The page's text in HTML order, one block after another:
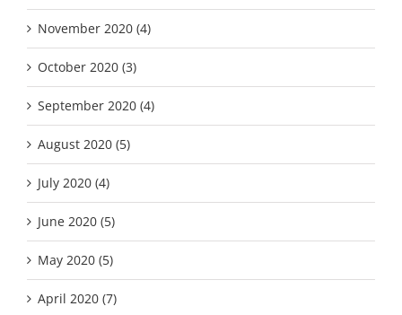
November 2020 (4)
October 2020 (3)
September 2020 (4)
August 2020 (5)
July 2020 (4)
June 2020 (5)
May 2020 (5)
April 2020 (7)